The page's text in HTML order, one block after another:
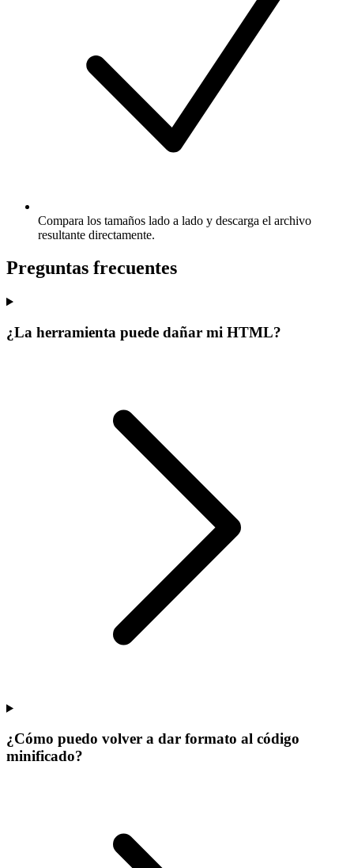
Compara los tamaños lado a lado y descarga el archivo
resultante directamente.
Preguntas frecuentes
¿La herramienta puede dañar mi HTML?
¿Cómo puedo volver a dar formato al código
minificado?